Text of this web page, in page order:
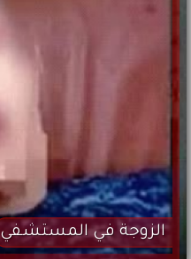
الزوجة في المستشفي